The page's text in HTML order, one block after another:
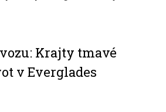
Krajty tmavé
v Everglades